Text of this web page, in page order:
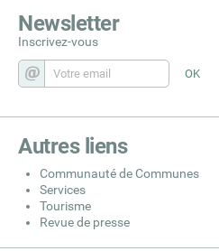
Newsletter
Inscrivez-vous
Autres liens
Communauté de Communes
Services
Tourisme
Revue de presse